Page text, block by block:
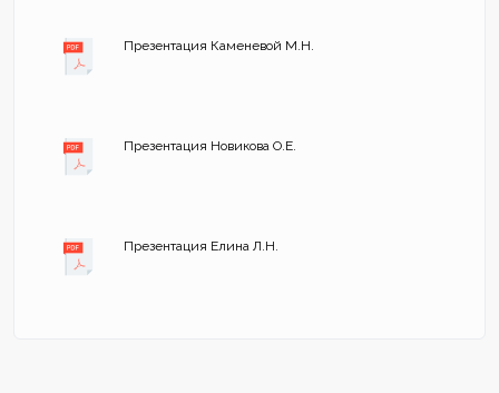
Презентация Каменевой М.Н.
Презентация Новикова О.Е.
Презентация Елина Л.Н.